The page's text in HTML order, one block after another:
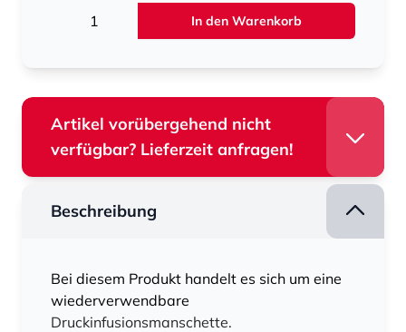
In den Warenkorb
Artikel vorübergehend nicht
verfügbar? Lieferzeit anfragen!
Beschreibung
Bei diesem Produkt handelt es sich um eine
wiederverwendbare
Druckinfusionsmanschette.